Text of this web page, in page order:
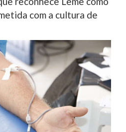
com a cultura de